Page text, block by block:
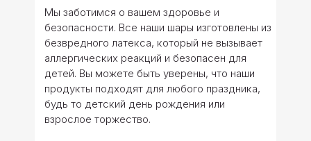
Мы заботимся о вашем здоровье и
безопасности. Все наши шары изготовлены из
безвредного латекса, который не вызывает
аллергических реакций и безопасен для
детей. Вы можете быть уверены, что наши
продукты подходят для любого праздника,
будь то детский день рождения или
взрослое торжество.